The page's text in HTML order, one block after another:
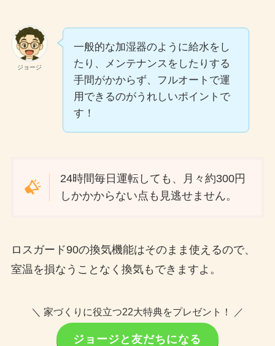
ジョージ
一般的な加湿器のように給水をし
たり、メンテナンスをしたりする
手間がかからず、フルオートで運
用できるのがうれしいポイントで
す！
24時間毎日運転しても、月々約300円
しかかからない点も見逃せません。
ロスガード90の換気機能はそのまま使えるので、
室温を損なうことなく換気もできますよ。
＼ 家づくりに役立つ22大特典をプレゼント！ ／
ジョージと友だちになる